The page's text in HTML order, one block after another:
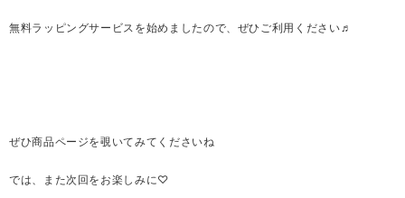
無料ラッピングサービスを始めましたので、ぜひご利用ください♬
ぜひ商品ページを覗いてみてくださいね
では、また次回をお楽しみに♡